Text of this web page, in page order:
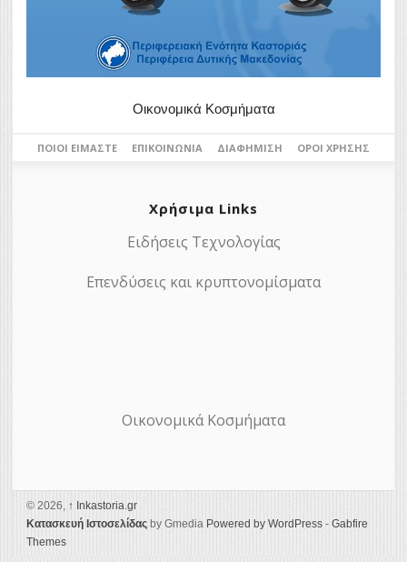
Οικονομικά Κοσμήματα
ΠΟΙΟΙ ΕΊΜΑΣΤΕ ΕΠΙΚΟΙΝΩΝΊΑ ΔΙΑΦΉΜΙΣΗ ΌΡΟΙ ΧΡΉΣΗΣ
Χρήσιμα Links
Ειδήσεις Τεχνολογίας
Επενδύσεις και κρυπτονομίσματα
Οικονομικά Κοσμήματα
© 2026, ↑ Ιnkastoria.gr
Κατασκευή Ιστοσελίδας by Gmedia Powered by WordPress - Gabfire
Themes